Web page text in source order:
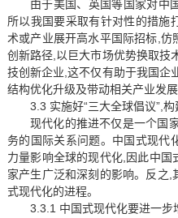
由于美国、英国等国家对中
所以我国要采取有针对性的措施
术或产业展开高水平国际招标,仿
创新路径,以巨大市场优势换取技
技创新企业,这不仅有助于我国企
结构优化升级及带动相关产业发展
3.3 实施好“三大全球倡议”,
现代化的推进不仅是一个国
务的国际关系问题。中国式现代
力量影响全球的现代化,因此中国
家产生广泛和深刻的影响。反之,
式现代化的进程。
3.3.1 中国式现代化要进一步